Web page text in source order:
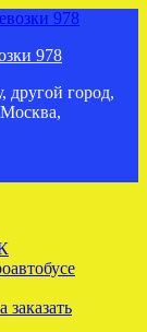
978
другой город,
Москва,